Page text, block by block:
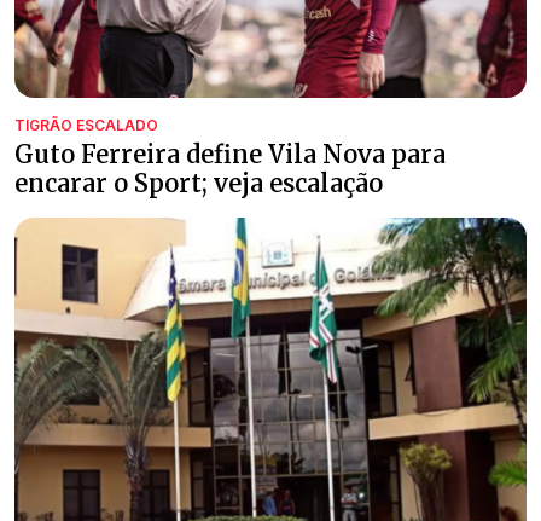
TIGRÃO ESCALADO
Guto Ferreira define Vila Nova para
encarar o Sport; veja escalação